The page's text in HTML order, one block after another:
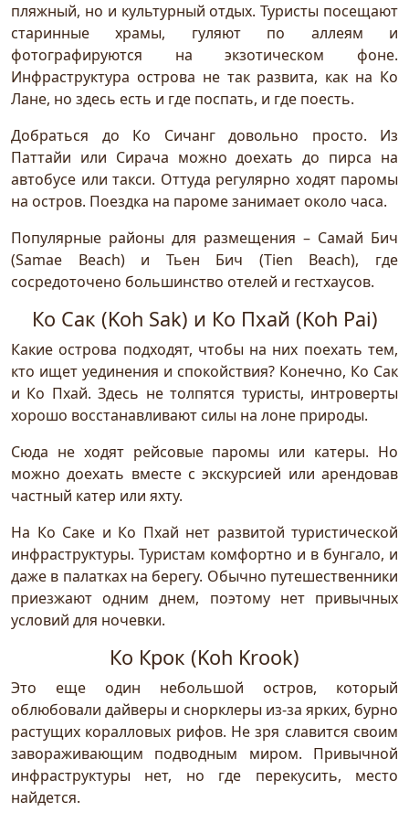
пляжный, но и культурный отдых. Туристы посещают
старинные храмы, гуляют по аллеям и
фотографируются на экзотическом фоне.
Инфраструктура острова не так развита, как на Ко
Лане, но здесь есть и где поспать, и где поесть.
Добраться до Ко Сичанг довольно просто. Из
Паттайи или Сирача можно доехать до пирса на
автобусе или такси. Оттуда регулярно ходят паромы
на остров. Поездка на пароме занимает около часа.
Популярные районы для размещения – Самай Бич
(Samae Beach) и Тьен Бич (Tien Beach), где
сосредоточено большинство отелей и гестхаусов.
Ко Сак (Koh Sak) и Ко Пхай (Koh Pai)
Какие острова подходят, чтобы на них поехать тем,
кто ищет уединения и спокойствия? Конечно, Ко Сак
и Ко Пхай. Здесь не толпятся туристы, интроверты
хорошо восстанавливают силы на лоне природы.
Сюда не ходят рейсовые паромы или катеры. Но
можно доехать вместе с экскурсией или арендовав
частный катер или яхту.
На Ко Саке и Ко Пхай нет развитой туристической
инфраструктуры. Туристам комфортно и в бунгало, и
даже в палатках на берегу. Обычно путешественники
приезжают одним днем, поэтому нет привычных
условий для ночевки.
Ко Крок (Koh Krook)
Это еще один небольшой остров, который
облюбовали дайверы и снорклеры из-за ярких, бурно
растущих коралловых рифов. Не зря славится своим
завораживающим подводным миром. Привычной
инфраструктуры нет, но где перекусить, место
найдется.